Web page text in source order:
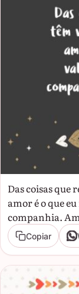
Das coisas que
amor é o que
companhia.
Copiar